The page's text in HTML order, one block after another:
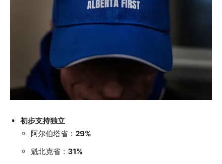
初步支持独立
阿尔伯塔省： 29%
魁北克省： 31%